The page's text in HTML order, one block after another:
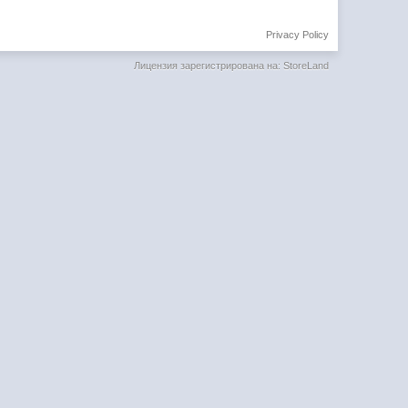
Privacy Policy
Лицензия зарегистрирована на: StoreLand